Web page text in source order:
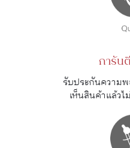
การั
รับประกันความ
เห็นสินค้าแล้ว